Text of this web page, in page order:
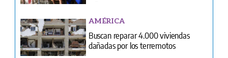
AMÉRICA
Buscan reparar 4.000 viviendas
dañadas por los terremotos